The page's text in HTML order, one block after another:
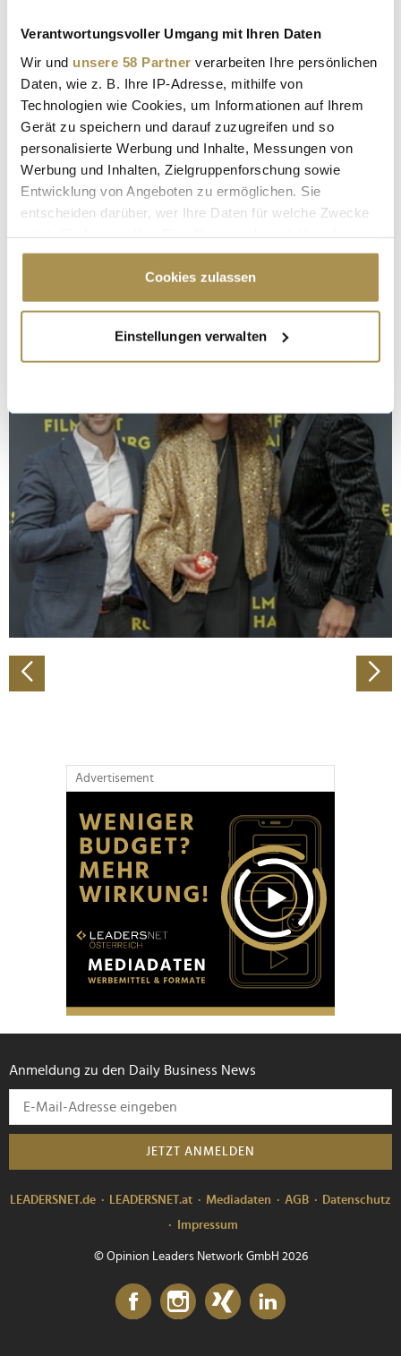
Verantwortungsvoller Umgang mit Ihren Daten
Wir und unsere 58 Partner verarbeiten Ihre persönlichen
Daten, wie z. B. Ihre IP-Adresse, mithilfe von
Technologien wie Cookies, um Informationen auf Ihrem
Gerät zu speichern und darauf zuzugreifen und so
personalisierte Werbung und Inhalte, Messungen von
Werbung und Inhalten, Zielgruppenforschung sowie
Entwicklung von Angeboten zu ermöglichen. Sie
entscheiden darüber, wer Ihre Daten für welche Zwecke
Cookie-Erklärung oder durch Klicken auf das Privacy
Trigger Symbol ändern oder widerrufen
Informationen über Ihre geografische Lage
erfassen, welche bis auf einige Meter genau sein
bestimmten Merkmalen (Fingerprinting) identifizieren
Erfahren Sie mehr darüber, wie Ihre persönlichen Daten
verarbeitet werden, und legen Sie Ihre Präferenzen im
Abschnitt Einzelheiten fest.
Wir verwenden Cookies, um Inhalte und Anzeigen zu
personalisieren, Funktionen für soziale Medien anbieten
zu können und die Zugriffe auf unsere Website zu
analysieren. Außerdem geben wir Informationen zu Ihrer
Verwendung unserer Website an unsere Partner für
Partner führen diese Informationen möglicherweise mit
weiteren Daten zusammen, die Sie ihnen bereitgestellt
Cookies zulassen
Einstellungen verwalten
Advertisement
Anmeldung zu den Daily Business News
JETZT ANMELDEN
LEADERSNET.de LEADERSNET.at Mediadaten AGB
Datenschutz
Impressum
© Opinion Leaders Network GmbH 2026